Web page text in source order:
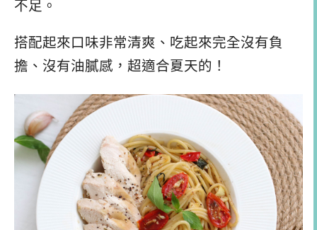
不足。
搭配起來口味非常清爽、吃起來完全沒有負
擔、沒有油膩感，超適合夏天的！